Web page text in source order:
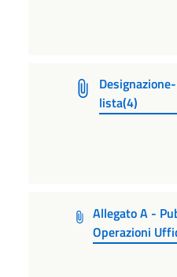
lista(4)
Allegato A -
Operazioni